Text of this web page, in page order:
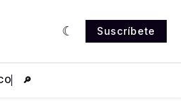
Suscríbete
🔎